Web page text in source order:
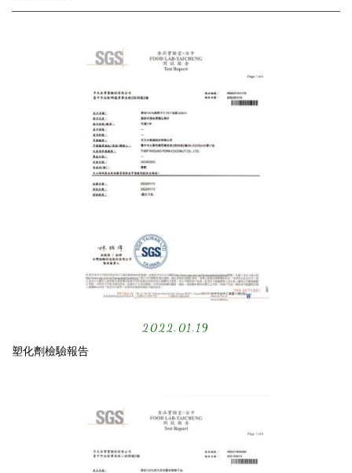
2022.01.19
塑化劑檢驗報告